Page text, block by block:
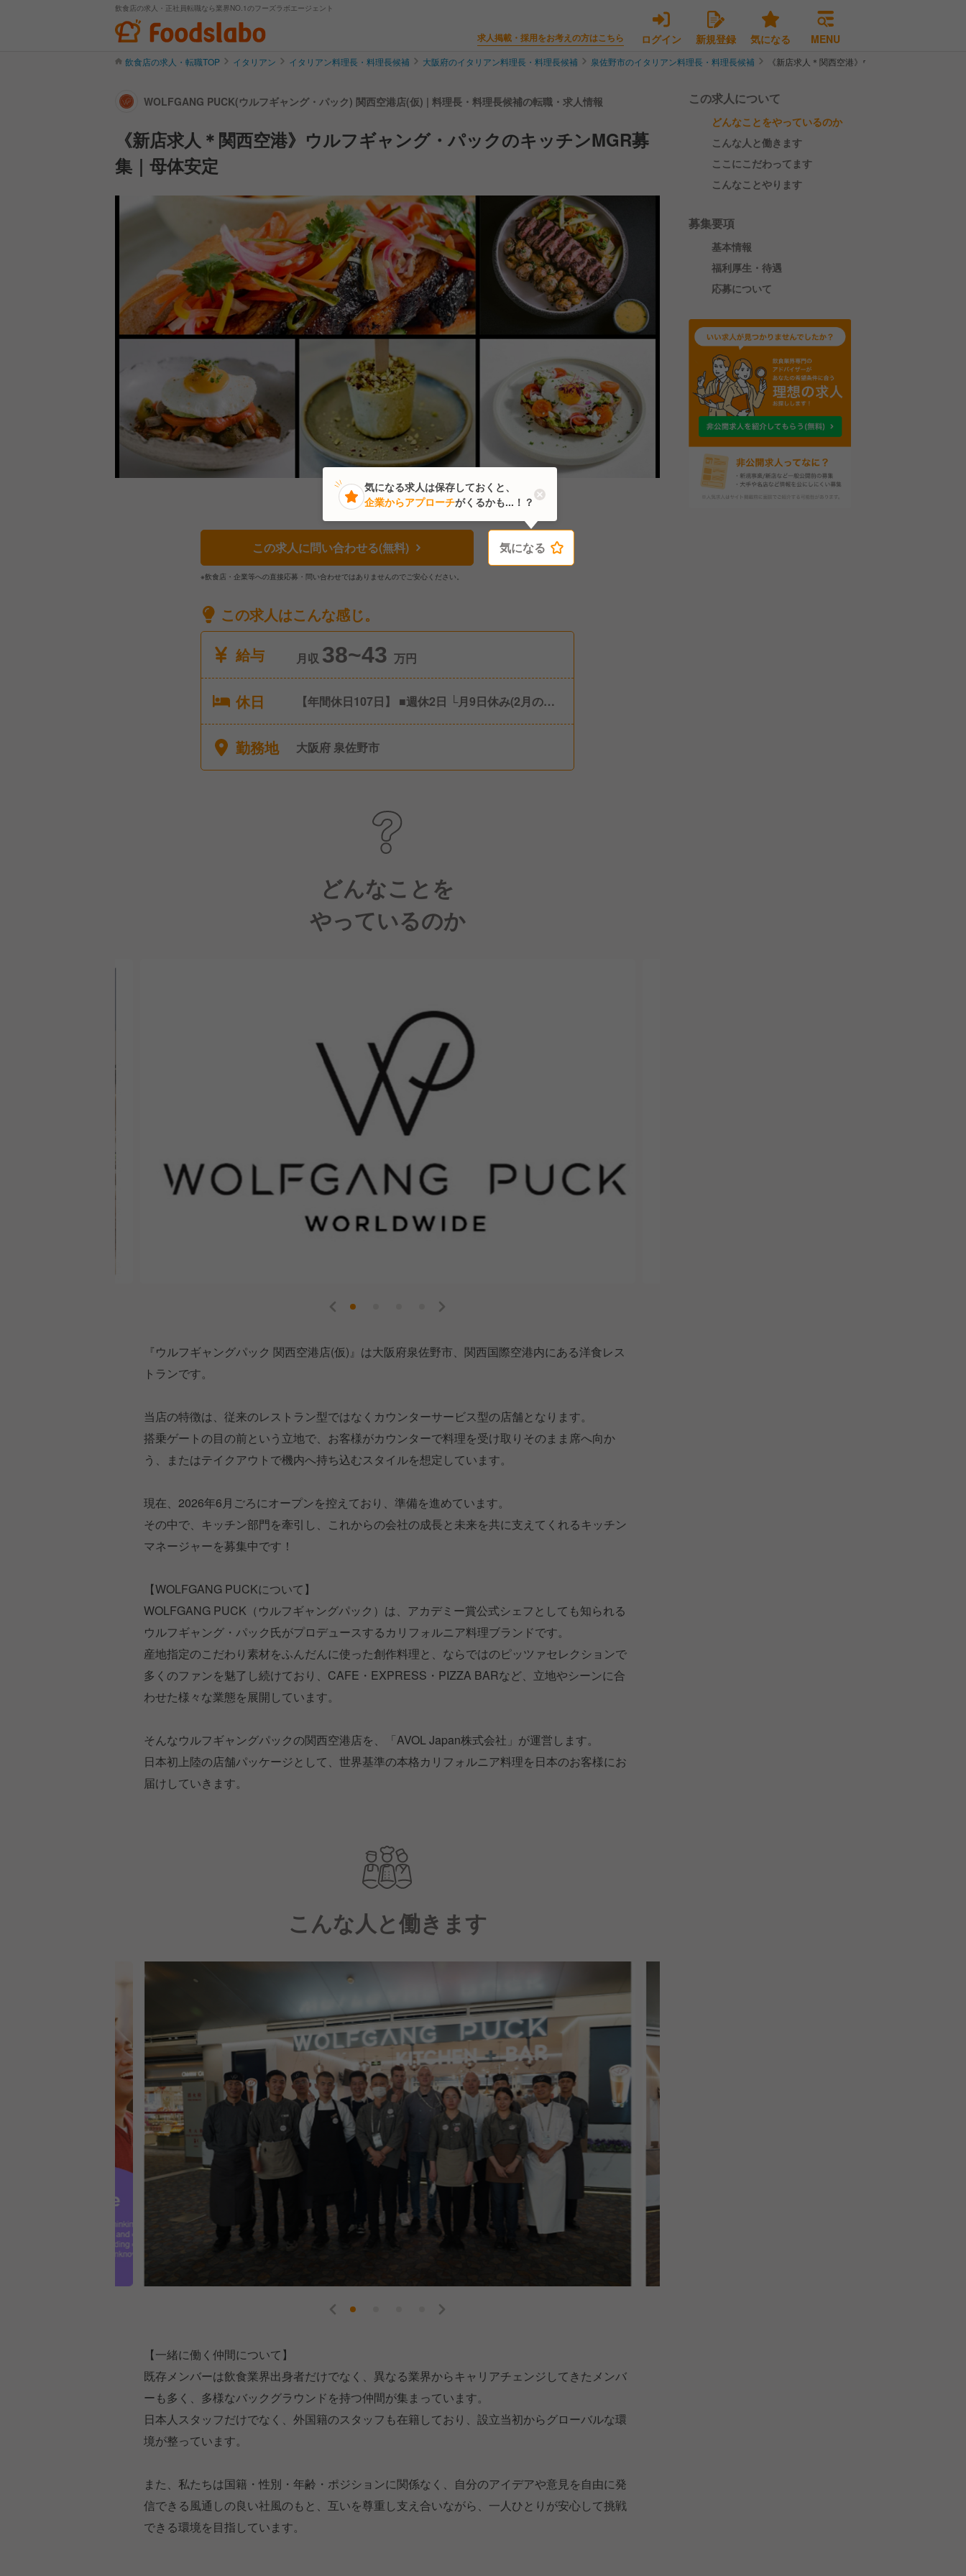
飲食店の求人・正社員転職なら業界NO.1のフーズラボエージェント
求人掲載・採用をお考えの方はこちら ログイン 新規登録 気になる MENU
飲食店の求人・転職TOP イタリアン イタリアン料理長・料理長候補 大阪府のイタリアン料理長・料理長候補 泉佐野市のイタリアン料理長・料理長候補 《新店求人＊関西空港》ウルフギャング・パック
WOLFGANG PUCK(ウルフギャング・パック) 関西空港店(仮) | 料理長・料理長候補の転職・求人情報
《新店求人＊関西空港》ウルフギャング・パックのキッチンMGR募
集｜母体安定
この求人に問い合わせる(無料) 気になる
※飲食店・企業等への直接応募・問い合わせではありませんのでご安心ください。
この求人はこんな感じ。
給与
月収 38~43 万円
休日
【年間休日107日】 ■週休2日 └月9日休み(2月のみ
勤務地 大阪府 泉佐野市
どんなことを
やっているのか
『ウルフギャングパック 関西空港店(仮)』は大阪府泉佐野市、関西国際空港内にある洋食レス
トランです。
当店の特徴は、従来のレストラン型ではなくカウンターサービス型の店舗となります。
搭乗ゲートの目の前という立地で、お客様がカウンターで料理を受け取りそのまま席へ向か
う、またはテイクアウトで機内へ持ち込むスタイルを想定しています。
現在、2026年6月ごろにオープンを控えており、準備を進めています。
その中で、キッチン部門を牽引し、これからの会社の成長と未来を共に支えてくれるキッチン
マネージャーを募集中です！
【WOLFGANG PUCKについて】
WOLFGANG PUCK（ウルフギャングパック）は、アカデミー賞公式シェフとしても知られる
ウルフギャング・パック氏がプロデュースするカリフォルニア料理ブランドです。
産地指定のこだわり素材をふんだんに使った創作料理と、ならではのピッツァセレクションで
多くのファンを魅了し続けており、CAFE・EXPRESS・PIZZA BARなど、立地やシーンに合
わせた様々な業態を展開しています。
そんなウルフギャングパックの関西空港店を、「AVOL Japan株式会社」が運営します。
日本初上陸の店舗パッケージとして、世界基準の本格カリフォルニア料理を日本のお客様にお
届けしていきます。
こんな人と働きます
【一緒に働く仲間について】
既存メンバーは飲食業界出身者だけでなく、異なる業界からキャリアチェンジしてきたメンバ
ーも多く、多様なバックグラウンドを持つ仲間が集まっています。
日本人スタッフだけでなく、外国籍のスタッフも在籍しており、設立当初からグローバルな環
境が整っています。
また、私たちは国籍・性別・年齢・ポジションに関係なく、自分のアイデアや意見を自由に発
信できる風通しの良い社風のもと、互いを尊重し支え合いながら、一人ひとりが安心して挑戦
できる環境を目指しています。
この求人について
どんなことをやっているのか
こんな人と働きます
ここにこだわってます
こんなことやります
募集要項
基本情報
福利厚生・待遇
応募について
気になる
気になる求人は保存しておくと、
企業からアプローチがくるかも...！？